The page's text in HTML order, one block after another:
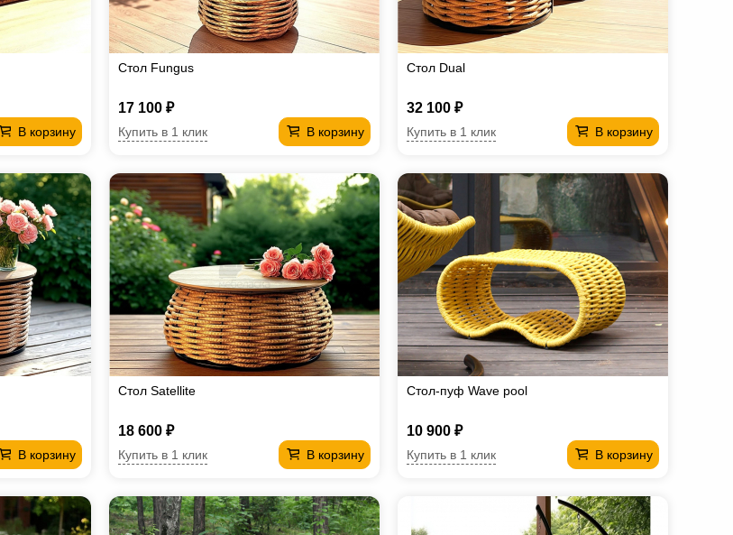
В корзину
Стол Fungus
17 100 ₽
В корзину
Купить в 1 клик
Стол Dual
32 100 ₽
В корзину
Купить в 1 клик
В корзину
Стол Satellite
18 600 ₽
В корзину
Купить в 1 клик
Стол-пуф Wave pool
10 900 ₽
В корзину
Купить в 1 клик